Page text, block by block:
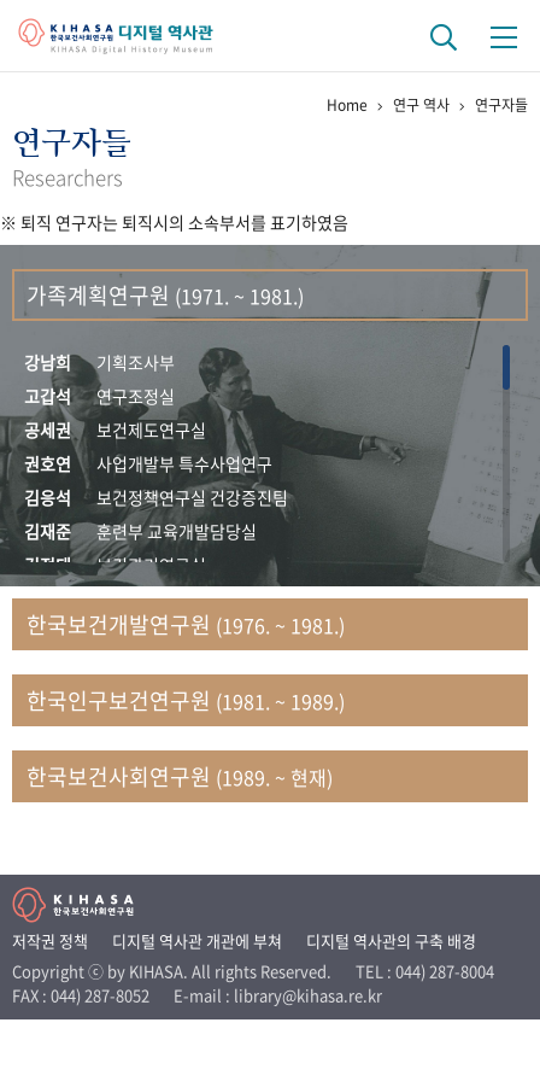
걸어온 길 기관 변천사
연구 역사
정책과 연구 키워드로 보는 연구 역사
연구자들
간행물 변천사
기록물 아카이브
사진 아카이브 문서 기록물 행정박물 영상 기록물
50+1주년 기념
성과 50선 숫자로 보는 50년
세계와 함께 한 KIHASA
VR 역사관
Home 연구 역사 연구자들
연구자들
Researchers
※ 퇴직 연구자는 퇴직시의 소속부서를 표기하였음
가족계획연구원 (1971. ~ 1981.)
강남희
기획조사부
고갑석
연구조정실
공세권
보건제도연구실
권호연
사업개발부 특수사업연구
김응석
보건정책연구실 건강증진팀
김재준
훈련부 교육개발담당실
김정태
보건관리연구실
김지자
연구부 사회개발담당실
김태룡
조사평가부 연구과
문현상
가족복지연구실 인구가족연구팀
박인화
보건정책연구실
박재빈
연구부 인구역학담당실
변종화
보건정책연구실 건강증진팀
송건용
보건정책연구실
송태민
정보통계연구실 빅데이터연구센터
신희설
사업개발부 국제협력연구실
이규식
의료보험연구실
이문기
훈련부
한국보건개발연구원 (1976. ~ 1981.)
한국인구보건연구원 (1981. ~ 1989.)
한국보건사회연구원 (1989. ~ 현재)
저작권 정책 디지털 역사관 개관에 부쳐
디지털 역사관의 구축 배경
Copyright ⓒ by KIHASA. All rights Reserved.
TEL : 044) 287-8004
FAX : 044) 287-8052
E-mail : library@kihasa.re.kr